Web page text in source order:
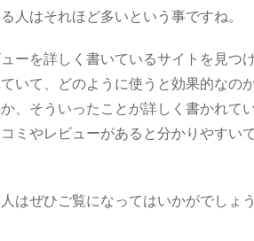
人はそれほど多いという事ですね。
ーを詳しく書いているサイトを見つ
いて、どのように使うと効果的なの
、そういったことが詳しく書かれて
ミやレビューがあると分かりやすい
はぜひご覧になってはいかがでしょ